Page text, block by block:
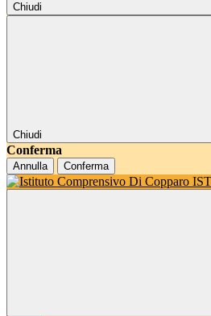
Chiudi
Chiudi
Conferma
Annulla Conferma